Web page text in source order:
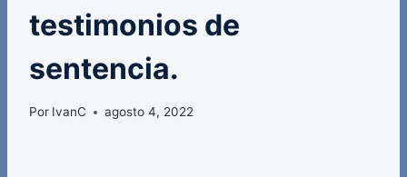
testimonios de
sentencia.
Por IvanC agosto 4, 2022